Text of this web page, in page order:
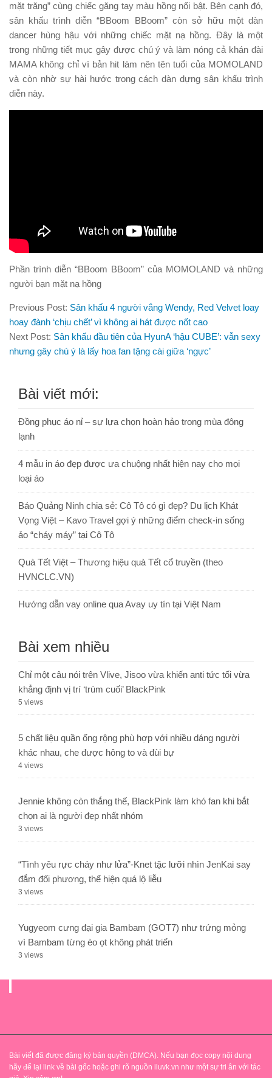
mặt trăng” cùng chiếc găng tay màu hồng nổi bật. Bên cạnh đó,
sân khấu trình diễn “BBoom BBoom” còn sở hữu một dàn
dancer hùng hậu với những chiếc mặt nạ hồng. Đây là một
trong những tiết mục gây được chú ý và làm nóng cả khán đài
MAMA không chỉ vì bản hit làm nên tên tuổi của MOMOLAND
và còn nhờ sự hài hước trong cách dàn dựng sân khấu trình
diễn này.
Phần trình diễn “BBoom BBoom” của MOMOLAND và những
người bạn mặt nạ hồng
Previous Post: Sân khấu 4 người vắng Wendy, Red Velvet loay
hoay đành ‘chịu chết’ vì không ai hát được nốt cao
Next Post: Sân khấu đầu tiên của HyunA ‘hậu CUBE’: vẫn sexy
nhưng gây chú ý là lấy hoa fan tặng cài giữa ‘ngực’
Bài viết mới:
Đồng phục áo nỉ – sự lựa chọn hoàn hảo trong mùa đông
lạnh
4 mẫu in áo đẹp được ưa chuộng nhất hiện nay cho mọi
loại áo
Báo Quảng Ninh chia sẻ: Cô Tô có gì đẹp? Du lịch Khát
Vọng Việt – Kavo Travel gợi ý những điểm check-in sống
ảo “cháy máy” tại Cô Tô
Quà Tết Việt – Thương hiệu quà Tết cổ truyền (theo
HVNCLC.VN)
Hướng dẫn vay online qua Avay uy tín tại Việt Nam
Bài xem nhiều
Chỉ một câu nói trên Vlive, Jisoo vừa khiến anti tức tối vừa
khẳng định vị trí ‘trùm cuối’ BlackPink
5 views
5 chất liệu quần ống rộng phù hợp với nhiều dáng người
khác nhau, che được hông to và đùi bự
4 views
Jennie không còn thắng thế, BlackPink làm khó fan khi bắt
chọn ai là người đẹp nhất nhóm
3 views
“Tình yêu rực cháy như lửa”-Knet tặc lưỡi nhìn JenKai say
đắm đối phương, thể hiện quá lộ liễu
3 views
Yugyeom cưng đại gia Bambam (GOT7) như trứng mỏng
vì Bambam từng èo ọt không phát triển
3 views
Bài viết đã được đăng ký bản quyền (DMCA). Nếu bạn đọc copy nội dung
hãy để lại link về bài gốc hoặc ghi rõ nguồn iluvk.vn như một sự tri ân với tác